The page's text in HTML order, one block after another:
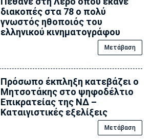
διακοπές στα 78 ο πολύ
γνωστός ηθοποιός του
ελληνικού κινηματογράφου
Μετάβαση
Πρόσωπο έκπληξη κατεβάζει ο
Μητσοτάκης στο ψηφοδέλτιο
Επικρατείας της ΝΔ –
Καταιγιστικές εξελίξεις
Μετάβαση